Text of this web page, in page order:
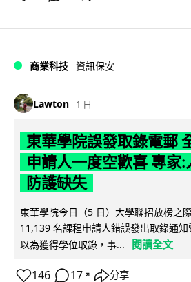
商業科技 資訊保安
Lawton 1 日
東華學院誤發取錄電郵
申請人一度空歡喜 專家
防護缺失
東華學院今日（5 日）大學聯招放榜之
11,139 名課程申請人錯誤發出取錄通
以為獲得學位取錄，事...
閱讀全文
146 17 ↗ 分享